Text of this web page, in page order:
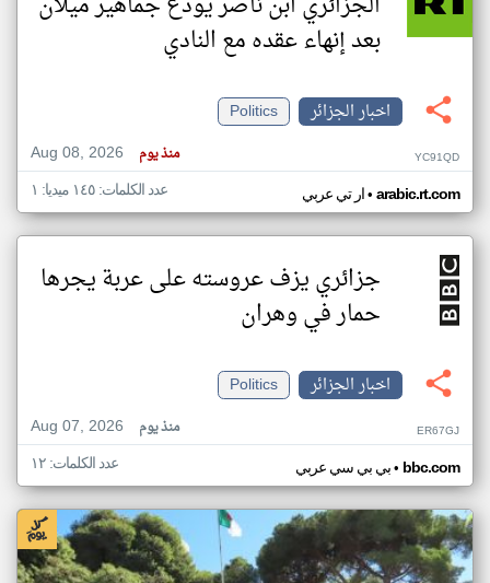
بعد إنهاء عقده مع النادي
اخبار الجزائر
Politics
Aug 08, 2026
منذ يوم YC91QD
ار تي عربي• arabic.rt.com عدد الكلمات: ١٤٥ ميديا: ١
جزائري يزف عروسته على عربة يجرها
حمار في وهران
اخبار الجزائر
Politics
Aug 07, 2026
منذ يوم ER67GJ
بي بي سي عربي• bbc.com عدد الكلمات: ١٢